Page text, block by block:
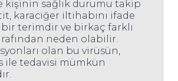
kişinin sağlık durumu takip
karaciğer iltihabını ifade
terimdir ve birkaç farklı
neden olabilir.
olan bu virüsün,
ile tedavisi mümkün